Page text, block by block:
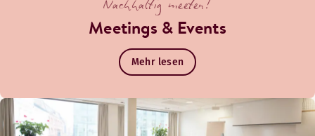
Nachhaltig meeten!
Meetings & Events
Mehr lesen